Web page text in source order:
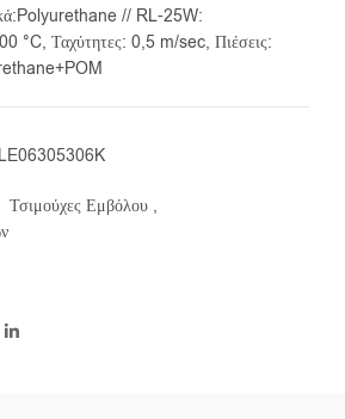
// RL-25W:
°C, Ταχύτητες: 0,5 m/sec, Πιέσεις:
LE06305306K
Τσιμούχες Εμβόλου ,